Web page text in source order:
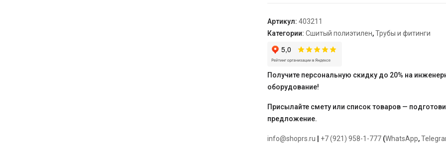
с
кислородозащитным
слоем
EVOH
6
бар,
200м
Артикул: 403211
Категории: Сшитый полиэтилен,Трубы и фитинги
Получите персональную скидку до 20% на
оборудование!
Присылайте смету или список товаров —
предложение.
info@shoprs.ru +7 (921) 958-1-777 (WhatsApp,